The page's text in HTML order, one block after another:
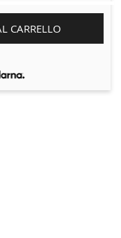
CARRELLO